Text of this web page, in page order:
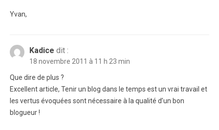
Yvan,
Kadice dit :
18 novembre 2011 à 11 h 23 min
Que dire de plus ?
Excellent article, Tenir un blog dans le temps est un vrai travail et
les vertus évoquées sont nécessaire à la qualité d’un bon
blogueur !